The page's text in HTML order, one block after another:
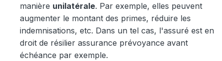
manière unilatérale. Par exemple, elles peuvent
augmenter le montant des primes, réduire les
indemnisations, etc. Dans un tel cas, l'assuré est en
droit de résilier assurance prévoyance avant
échéance par exemple.